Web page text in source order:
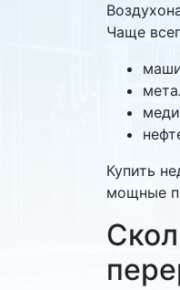
Чаще
Купить
мощные